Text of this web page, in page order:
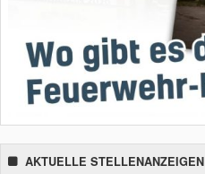
AKTUELLE STELLENANZEIGEN